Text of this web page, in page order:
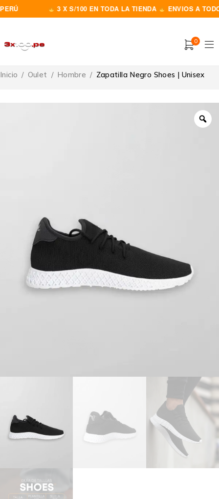
3 X S/100 EN TODA LA TIENDA ENVIOS A TODO
0
Inicio / Oulet / Hombre / Zapatilla Negro Shoes | Unisex